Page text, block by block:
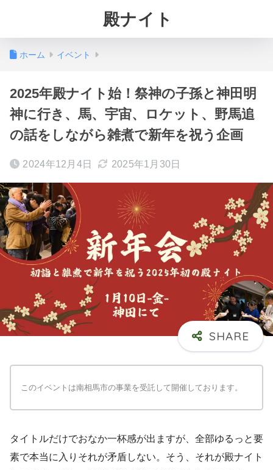
殿ナイト
ホーム イベント
2025年殿ナイト始！祭神の子孫と神田明
神に行き、馬、宇宙、ロケット、野馬追
の話をしながら雑煮で新年を祝う企画
2024年12月4日 2025年1月30日
このイベントは南相馬市の事業を受託して開催しております。
タイトルだけでおなか一杯感が出ますが、全部ゆるっと要
素で本当に入りそれが矛盾しない。そう、それが殿ナイト